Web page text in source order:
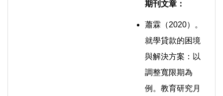
期刊文章：
蕭霖（2020）。
就學貸款的困境
與解決方案：以
調整寬限期為
例。教育研究月